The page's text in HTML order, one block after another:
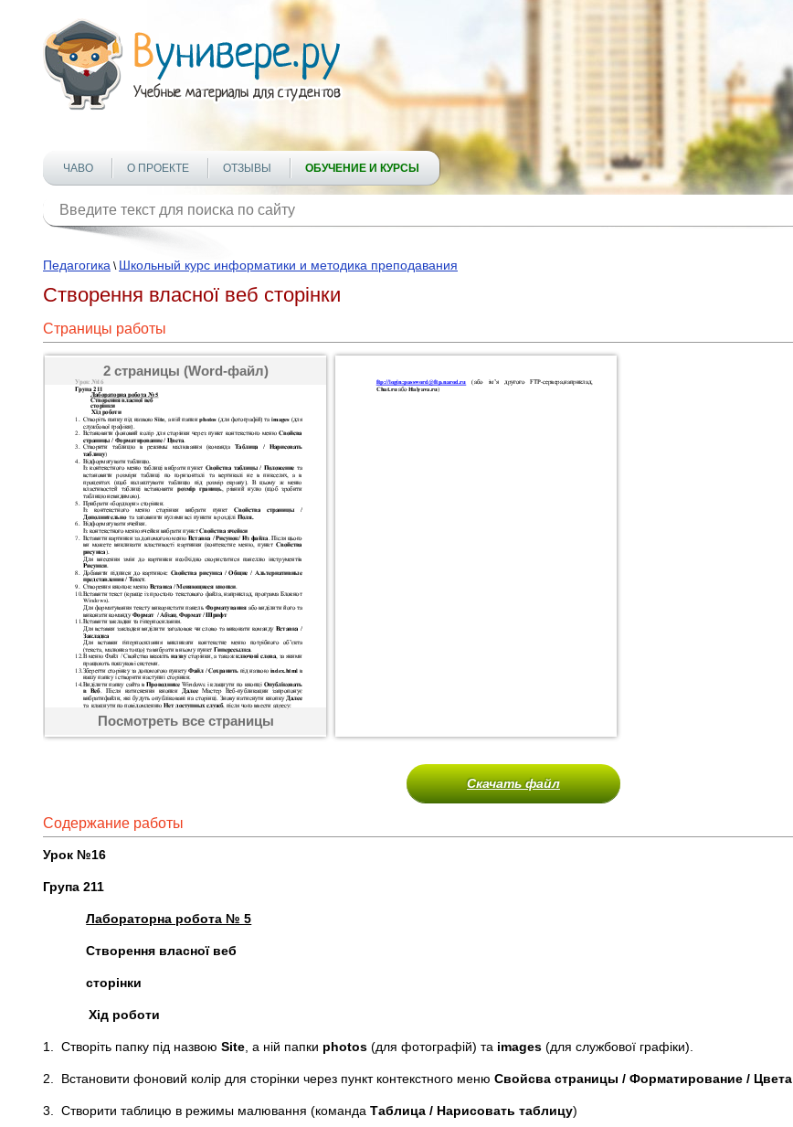
ЧАВО О ПРОЕКТЕ ОТЗЫВЫ ОБУЧЕНИЕ И КУРСЫ
Педагогика \ Школьный курс информатики и методика преподавания
Створення власної веб сторінки
Страницы работы
2 страницы (Word-файл)
Посмотреть все страницы
Скачать файл
Содержание работы
Урок №16
Група 211
Лабораторна робота № 5
Створення власної веб
сторінки
Хід роботи
1. Створіть папку під назвою Site , а ній папки photos (для фотографій) та images (для службової графіки).
2. Встановити фоновий колір для сторінки через пункт контекстного меню Свойсва страницы / Форматирование / Цвета
3. Створити таблицю в режимы малювання (команда Таблица / Нарисовать таблицу)